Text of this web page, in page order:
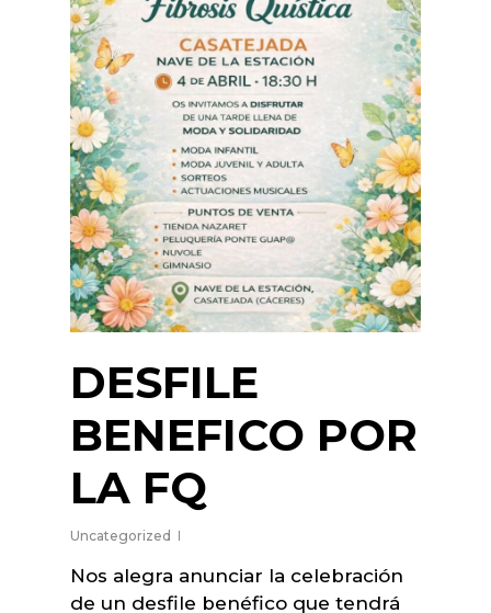
DESFILE
BENEFICO POR
LA FQ
Uncategorized
Nos alegra anunciar la celebración
de un desfile benéfico que tendrá